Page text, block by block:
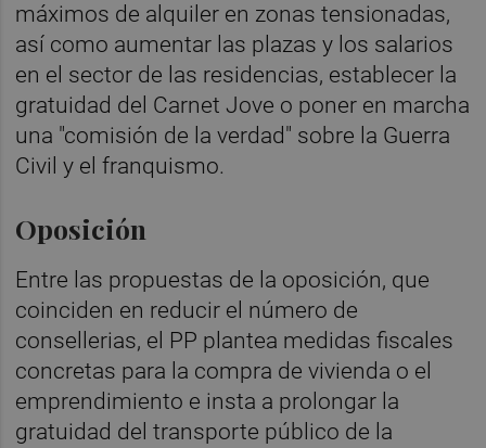
máximos de alquiler en zonas tensionadas,
así como aumentar las plazas y los salarios
en el sector de las residencias, establecer la
gratuidad del Carnet Jove o poner en marcha
una "comisión de la verdad" sobre la Guerra
Civil y el franquismo.
Oposición
Entre las propuestas de la oposición, que
coinciden en reducir el número de
consellerias, el PP plantea medidas fiscales
concretas para la compra de vivienda o el
emprendimiento e insta a prolongar la
gratuidad del transporte público de la